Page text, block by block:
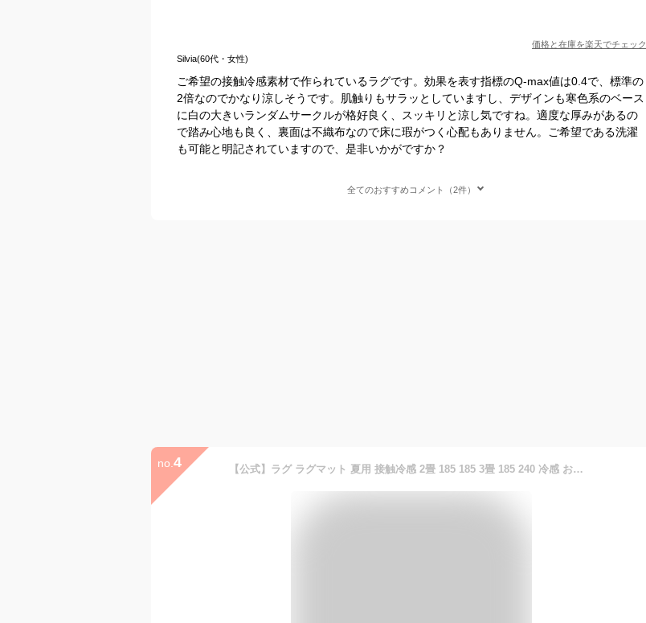
価格と在庫を楽天でチェック
Silvia(60代・女性)
ご希望の接触冷感素材で作られているラグです。効果を表す指標のQ-max値は0.4で、標準の
2倍なのでかなり涼しそうです。肌触りもサラッとしていますし、デザインも寒色系のベース
に白の大きいランダムサークルが格好良く、スッキリと涼し気ですね。適度な厚みがあるの
で踏み心地も良く、裏面は不織布なので床に瑕がつく心配もありません。ご希望である洗濯
も可能と明記されていますので、是非いかがですか？
全てのおすすめコメント（2件）
no. 4 【公式】ラグ ラグマット 夏用 接触冷感 2畳 185 185 3畳 185 240 冷感 おしゃれ 2畳 3畳 ひんやり 冷感ラグ 極厚 夏用冷感 オシャレ オールシーズン 夏 通年 5cm 厚手 高反発 弾力性 防音 カーペット 冷たい 冬 極厚 厚み 防音 すべり止めACRGR-1818 ACRGR-1824